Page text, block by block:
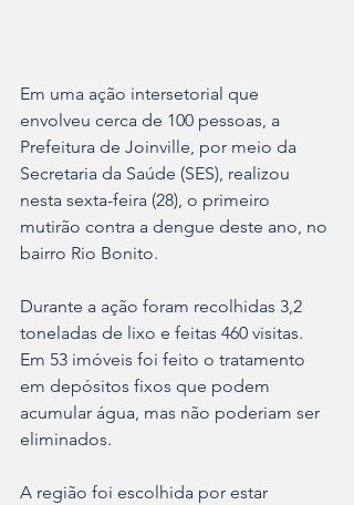
Em uma ação intersetorial que
envolveu cerca de 100 pessoas, a
Prefeitura de Joinville, por meio da
Secretaria da Saúde (SES), realizou
nesta sexta-feira (28), o primeiro
mutirão contra a dengue deste ano, no
bairro Rio Bonito.
Durante a ação foram recolhidas 3,2
toneladas de lixo e feitas 460 visitas.
Em 53 imóveis foi feito o tratamento
em depósitos fixos que podem
acumular água, mas não poderiam ser
eliminados.
A região foi escolhida por estar